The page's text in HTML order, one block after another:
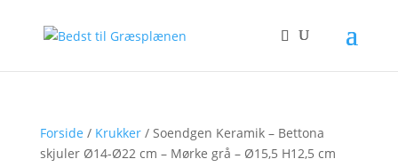
Forside / Krukker/ Soendgen Keramik – Bettona
skjuler Ø14-Ø22 cm – Mørke grå – Ø15,5 H12,5 cm